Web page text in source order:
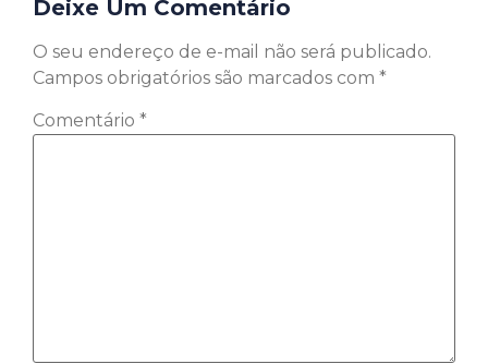
Deixe Um Comentário
O seu endereço de e-mail não será publicado.
Campos obrigatórios são marcados com *
Comentário *